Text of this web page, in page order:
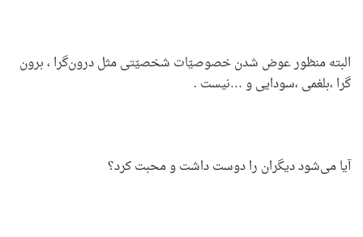
البته منظور عوض شدن خصوصیّات شخصیّتی مثل درون‌گرا ، برون
گرا ،بلغمی ،سودایی و …نیست .
آیا می‌‌شود دیگران را دوست داشت و محبت کرد؟